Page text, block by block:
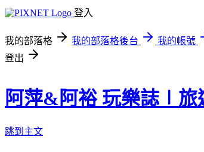
登入
我的部落格 我的部落格後台
我的帳號
登出
阿萍&阿裕 玩樂誌∣
跳到主文